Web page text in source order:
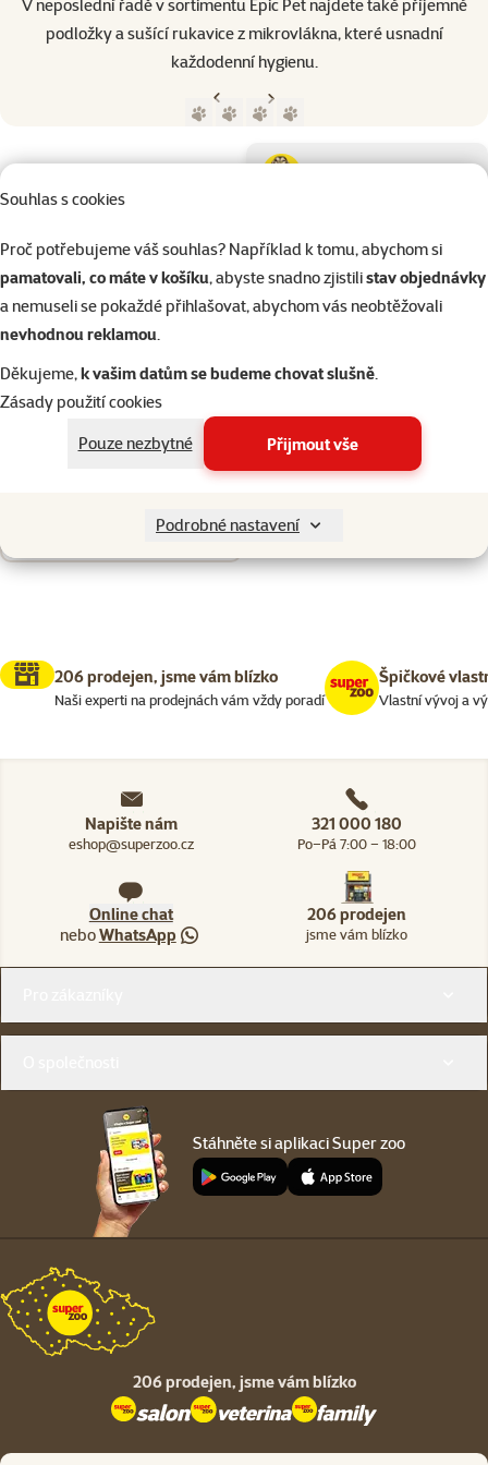
Souhlas s cookies
Proč potřebujeme váš souhlas? Například k tomu, abychom si
pamatovali, co máte v košíku, abyste snadno zjistilistav objednávky
a nemuseli se pokaždé přihlašovat, abychom vás neobtěžovali
nevhodnou reklamou.
Děkujeme,k vašim datům se budeme chovat slušně.
Zásady použití cookies
Pouze nezbytné
Přijmout vše
Podrobné nastavení
V neposlední řadě v sortimentu Epic Pet najdete také příjemné
podložky a sušící rukavice z mikrovlákna, které usnadní
každodenní hygienu.
Předchozí stranaNásledující strana
Podkategorie
Kočky
Drobní savci
Ptáci
Filtrovat
Drobní savci > Domky,
206 prodejen, jsme vám blízko
Naši experti na prodejnách vám vždy poradí
Špičkové
Vlastní vývoj a
Napište nám
eshop@superzoo.cz
321 000 180
Po–Pá 7:00 – 18:00
Online chat
neboWhatsApp
206 prodejen
jsme vám blízko
Stáhněte si aplikaci Super zoo
206 prodejen, jsme vám blízko